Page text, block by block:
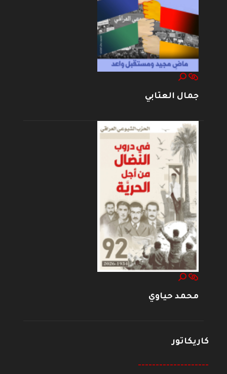
جمال العتابي
محمد حياوي
كاريكاتور
--------------------